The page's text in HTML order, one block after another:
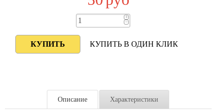
+
−
КУПИТЬ В ОДИН КЛИК
Описание Характеристики